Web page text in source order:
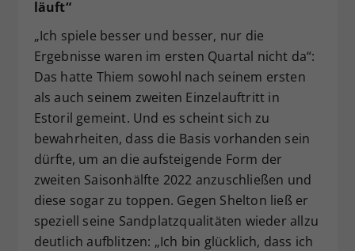
läuft“
„Ich spiele besser und besser, nur die
Ergebnisse waren im ersten Quartal nicht da“:
Das hatte Thiem sowohl nach seinem ersten
als auch seinem zweiten Einzelauftritt in
Estoril gemeint. Und es scheint sich zu
bewahrheiten, dass die Basis vorhanden sein
dürfte, um an die aufsteigende Form der
zweiten Saisonhälfte 2022 anzuschließen und
diese sogar zu toppen. Gegen Shelton ließ er
speziell seine Sandplatzqualitäten wieder allzu
deutlich aufblitzen: „Ich bin glücklich, dass ich